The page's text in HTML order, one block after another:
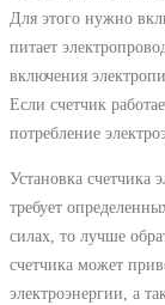
Для этого нужно
питает
включения
Если счетчик
потребление
Установка счетчика
требует
силах, то лучше
счетчика может
электроэнергии, а